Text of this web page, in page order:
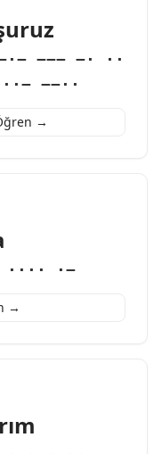
−−− −· ··
−−··
→
···· ·−
→